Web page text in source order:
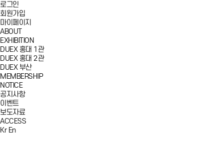
로그인
회원가입
마이페이지
ABOUT
EXHIBITION
DUEX 홍대 1관
DUEX 홍대 2관
DUEX 부산
MEMBERSHIP
NOTICE
공지사항
이벤트
보도자료
ACCESS
Kr En